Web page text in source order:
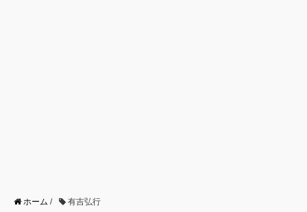
ホーム / 有吉弘行